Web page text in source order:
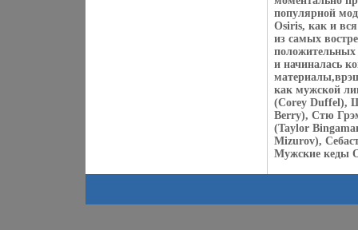
популярной
Osiris, как и
из самых
положительных
и начиналась
как мужской
(Corey Duffel),
Berry), Стю
(Taylor
Mizurov),
Мужские кеды